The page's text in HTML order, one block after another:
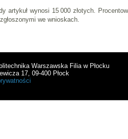
artykuł wynosi 15 000 złotych.
we wnioskach.
Warszawska Filia w Płocku
17, 09-400 Płock